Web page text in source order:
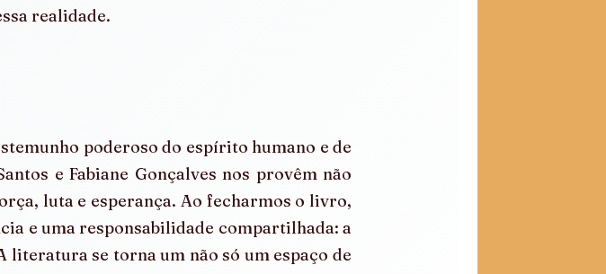
realidade.
poderoso do espírito humano e de
e Fabiane Gonçalves nos provêm não
luta e esperança. Ao fecharmos o livro,
e uma responsabilidade compartilhada: a
literatura se torna um não só um espaço de